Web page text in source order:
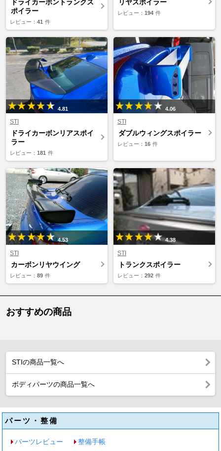
ドライカーボントランクス
ポイラー
レビュー： 41 件
リヤスポイラー
レビュー： 194 件
4.81
STI
ドライカーボンリアスポイ
ラー
レビュー： 181 件
4.06
STI
ダブルウィングスポイラー
レビュー： 16 件
4.53
STI
カーボンリヤウイング
レビュー： 89 件
4.38
STI
トランクスポイラー
レビュー： 292 件
おすすめの商品
STIの商品一覧へ
ボディパーツの商品一覧へ
パーツ・整備
パーツレビュー 整備手帳